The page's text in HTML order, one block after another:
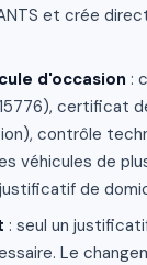
et crée
d'occasion :
certificat
contrôle
véhicules de
de
: seul un
Le